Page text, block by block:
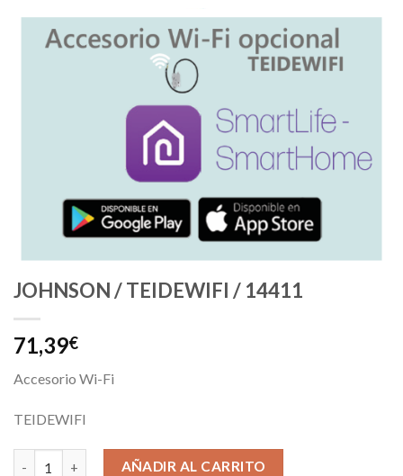
JOHNSON / TEIDEWIFI / 14411
71,39€
Accesorio Wi-Fi
TEIDEWIFI
JOHNSON / TEIDEWIFI / 14411 cantidad
AÑADIR AL CARRITO